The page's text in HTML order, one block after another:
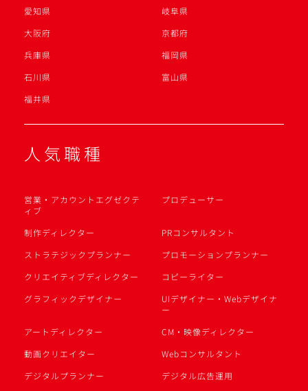
愛知県
岐阜県
大阪府
京都府
兵庫県
福岡県
石川県
富山県
福井県
人気職種
営業・アカウントエグゼクテ
ィブ
プロデューサー
制作ディレクター
PRコンサルタント
ストラテジックプランナー
プロモーションプランナー
クリエイティブディレクター
コピーライター
グラフィックデザイナー
UIデザイナー・Webデザイナ
ー
アートディレクター
CM・映像ディレクター
動画クリエイター
Webコンサルタント
デジタルプランナー
デジタル広告運用